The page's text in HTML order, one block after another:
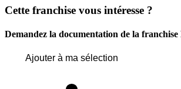
Cette franchise vous intéresse ?
Demandez la documentation de la franchise
Ajouter à ma sélection